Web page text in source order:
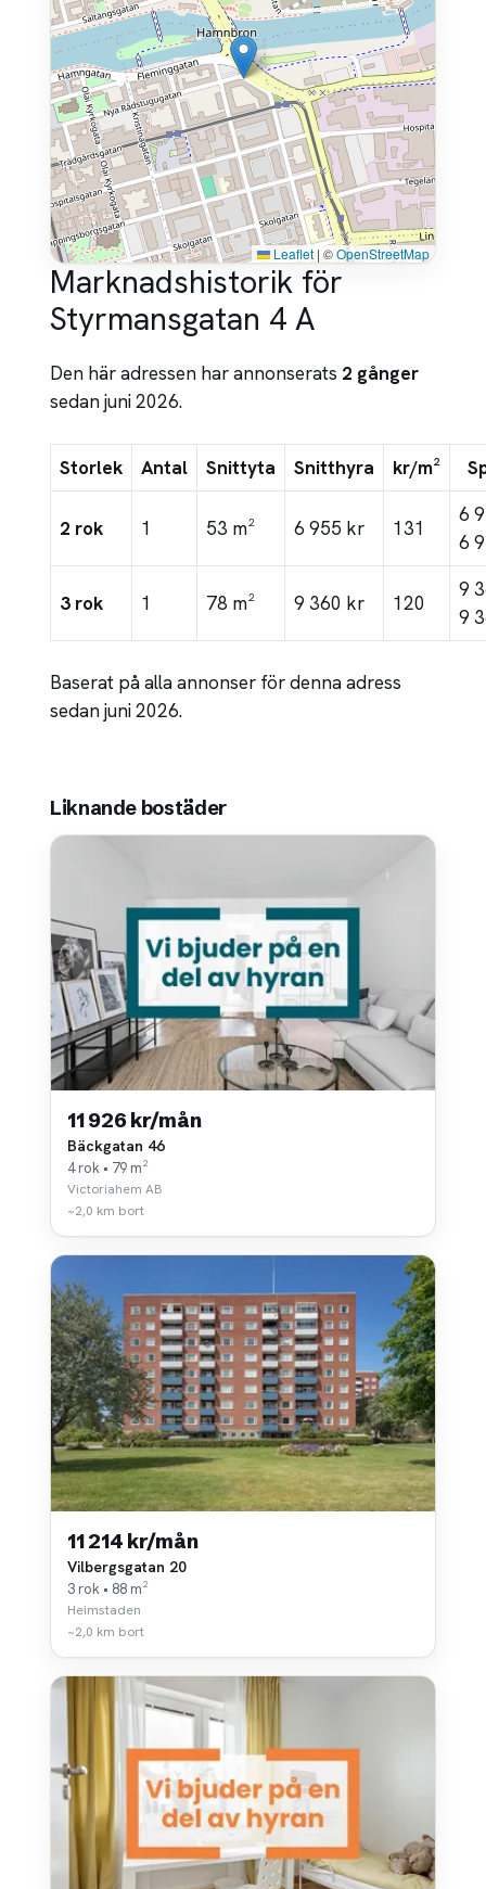
Leaflet | ©OpenStreetMap
Marknadshistorik för
Styrmansgatan 4 A
Den här adressen har annonserats 2 gånger
sedan juni 2026.
Storlek Antal Snittyta Snitthyra kr/m²
2 rok 1 53 m² 6 955 kr 131
6
6
3 rok 1 78 m² 9 360 kr 120
9
9
Baserat på alla annonser för denna adress
sedan juni 2026.
Liknande bostäder
11 926 kr/mån
Bäckgatan 46
4 rok • 79 m²
Victoriahem AB
~2,0 km bort
11 214 kr/mån
Vilbergsgatan 20
3 rok • 88 m²
Heimstaden
~2,0 km bort